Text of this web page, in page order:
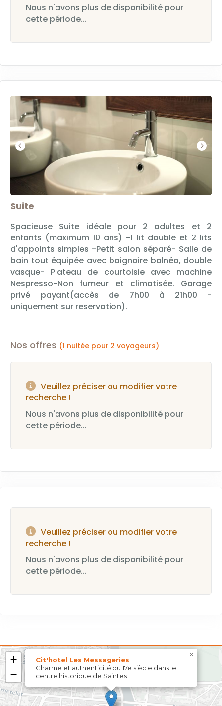
Nous n'avons plus de disponibilité pour
cette période...
Suite
Spacieuse Suite idéale pour 2 adultes et 2
enfants (maximum 10 ans) -1 lit double et 2 lits
d'appoints simples -Petit salon séparé- Salle de
bain tout équipée avec baignoire balnéo, double
vasque- Plateau de courtoisie avec machine
Nespresso-Non fumeur et climatisée. Garage
privé payant(accès de 7h00 à 21h00 -
uniquement sur reservation).
Nos offres (1 nuitée pour 2 voyageurs)
Veuillez préciser ou modifier votre
recherche !
Nous n'avons plus de disponibilité pour
cette période...
Veuillez préciser ou modifier votre
recherche !
Nous n'avons plus de disponibilité pour
cette période...
Cit'hotel Les Messageries
Charme et authenticité du 17e siècle dans le
centre historique de Saintes
×
+
−